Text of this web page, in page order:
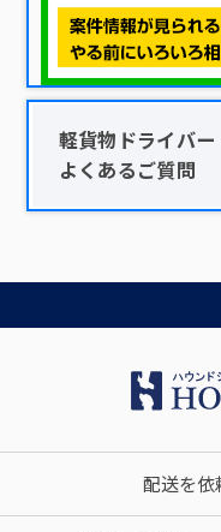
軽貨物ドライバー
よくあるご質問
配送を依